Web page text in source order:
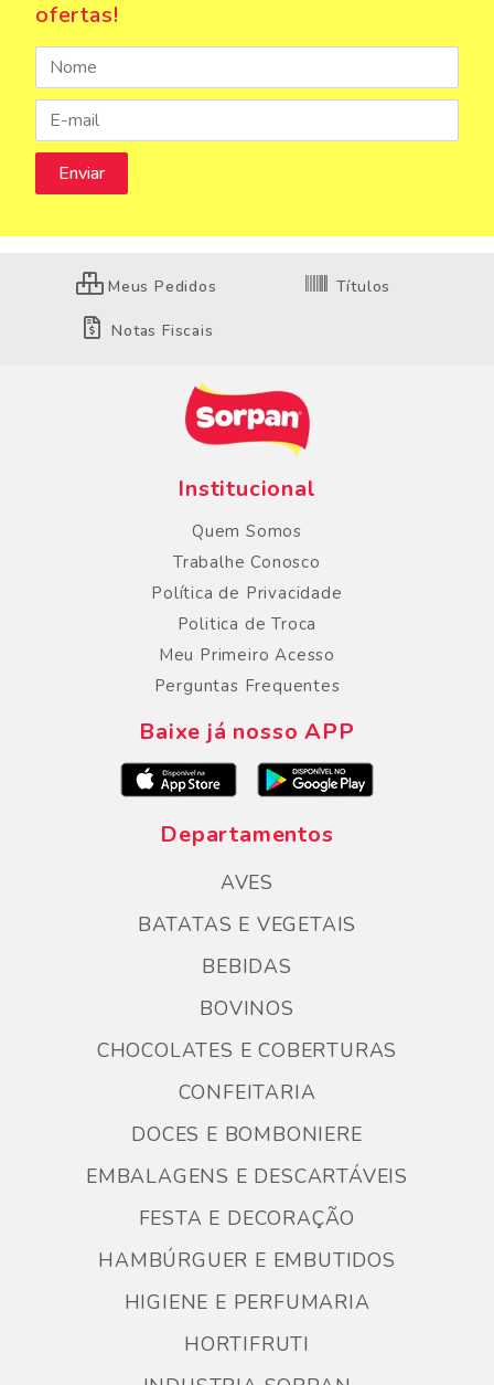
ofertas!
Meus Pedidos Títulos
Notas Fiscais
Institucional
Quem Somos
Trabalhe Conosco
Política de Privacidade
Politica de Troca
Meu Primeiro Acesso
Perguntas Frequentes
Baixe já nosso APP
Departamentos
AVES
BATATAS E VEGETAIS
BEBIDAS
BOVINOS
CHOCOLATES E COBERTURAS
CONFEITARIA
DOCES E BOMBONIERE
EMBALAGENS E DESCARTÁVEIS
FESTA E DECORAÇÃO
HAMBÚRGUER E EMBUTIDOS
HIGIENE E PERFUMARIA
HORTIFRUTI